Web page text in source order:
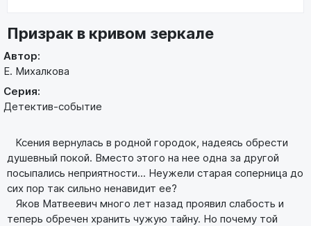
Призрак в кривом зеркале
Автор:
Е. Михалкова
Серия:
Детектив-событие
Ксения вернулась в родной городок, надеясь обрести
душевный покой. Вместо этого на нее одна за другой
посыпались неприятности... Неужели старая соперница до
сих пор так сильно ненавидит ее?
Яков Матвеевич много лет назад проявил слабость и
теперь обречен хранить чужую тайну. Но почему той